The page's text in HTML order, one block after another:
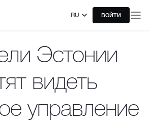
RU ВОЙТИ
Эстонии
видеть
управление